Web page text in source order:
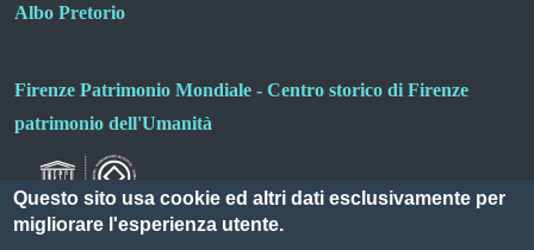
Albo Pretorio
Firenze Patrimonio Mondiale - Centro storico di Firenze
patrimonio dell'Umanità
Questo sito usa cookie ed altri dati esclusivamente per
migliorare l'esperienza utente.